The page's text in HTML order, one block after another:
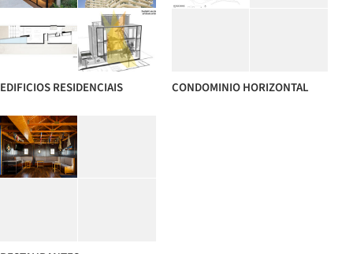
EDIFICIOS RESIDENCIAIS CONDOMINIO HORIZONTAL